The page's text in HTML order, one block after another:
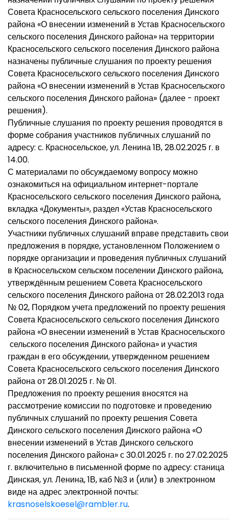
Совета Красносельского сельского поселения Динского
района «О внесении изменений в Устав Красносельского
сельского поселения Динского района» на территории
Красносельского сельского поселения Динского района
назначены публичные слушания по проекту решения
Совета Красносельского сельского поселения Динского
района «О внесении изменений в Устав Красносельского
сельского поселения Динского района» (далее - проект
решения).
Публичные слушания по проекту решения проводятся в
форме собрания участников публичных слушаний по
адресу: с. Красносельское, ул. Ленина 1В, 28.02.2025 г. в
14.00.
С материалами по обсуждаемому вопросу можно
ознакомиться на официальном интернет-портале
Красносельского сельского поселения Динского района,
вкладка «Документы», раздел «Устав Красносельского
сельского поселения Динского района».
Участники публичных слушаний вправе представить свои
предложения в порядке, установленном Положением о
порядке организации и проведения публичных слушаний
в Красносельском сельском поселении Динского района,
утверждённым решением Совета Красносельского
сельского поселения Динского района от 28.02.2013 года
№ 02, Порядком учета предложений по проекту решения
Совета Красносельского сельского поселения Динского
района «О внесении изменений в Устав Красносельского
сельского поселения Динского района» и участия
граждан в его обсуждении, утвержденном решением
Совета Красносельского сельского поселения Динского
района от 28.01.2025 г. № 01.
Предложения по проекту решения вносятся на
рассмотрение комиссии по подготовке и проведению
публичных слушаний по проекту решения Совета
Динского сельского поселения Динского района «О
внесении изменений в Устав Динского сельского
поселения Динского района» с 30.01.2025 г. по 27.02.2025
г. включительно в письменной форме по адресу: станица
Динская, ул. Ленина, 1В, каб №3 и (или) в электронном
виде на адрес электронной почты:
krasnoselskoesel@rambler.ru.